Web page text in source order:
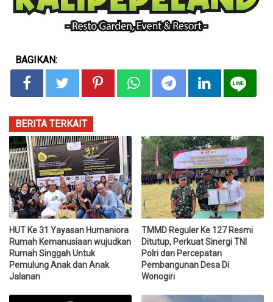
BAGIKAN:
BERITA TERKAIT
HUT Ke 31 Yayasan Humaniora
Rumah Kemanusiaan wujudkan
Rumah Singgah Untuk
Pemulung Anak dan Anak
Jalanan
TMMD Reguler Ke 127 Resmi
Ditutup, Perkuat Sinergi TNI
Polri dan Percepatan
Pembangunan Desa Di
Wonogiri